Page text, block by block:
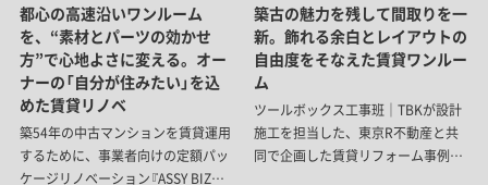
都心の高速沿いワンルーム
を、“素材とパーツの効かせ
方”で心地よさに変える。オー
ナーの「自分が住みたい」を込
めた賃貸リノベ
築54年の中古マンションを賃貸運用
するために、事業者向けの定額パッ
ケージリノベーション『ASSY BIZ
築古の魅力を残して間取りを一
新。飾れる余白とレイアウトの
自由度をそなえた賃貸ワンルー
ム
ツールボックス工事班｜TBKが設計
施工を担当した、東京R不動産と共
同で企画した賃貸リフォーム事例。